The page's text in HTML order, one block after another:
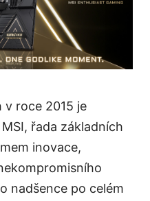
v roce 2015 je
řada základních
inovace,
nadšence po celém